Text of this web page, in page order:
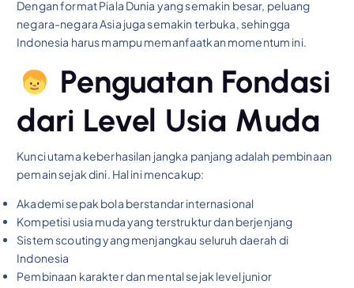
Dengan format Piala Dunia yang semakin besar, peluang
negara-negara Asia juga semakin terbuka, sehingga
Indonesia harus mampu memanfaatkan momentum ini.
Penguatan Fondasi
dari Level Usia Muda
Kunci utama keberhasilan jangka panjang adalah pembinaan
pemain sejak dini. Hal ini mencakup:
Akademi sepak bola berstandar internasional
Kompetisi usia muda yang terstruktur dan berjenjang
Sistem scouting yang menjangkau seluruh daerah di
Indonesia
Pembinaan karakter dan mental sejak level junior